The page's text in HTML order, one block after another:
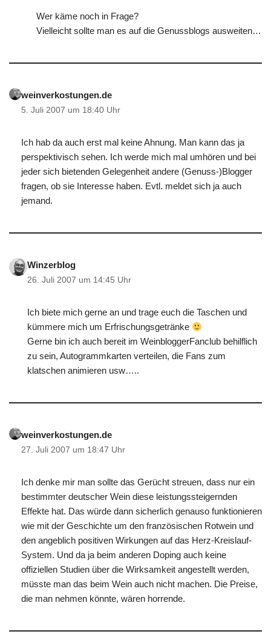
Wer käme noch in Frage?
Vielleicht sollte man es auf die Genussblogs ausweiten…
weinverkostungen.de
5. Juli 2007 um 18:40 Uhr
Ich hab da auch erst mal keine Ahnung. Man kann das ja
perspektivisch sehen. Ich werde mich mal umhören und bei
jeder sich bietenden Gelegenheit andere (Genuss-)Blogger
fragen, ob sie Interesse haben. Evtl. meldet sich ja auch
jemand.
Winzerblog
26. Juli 2007 um 14:45 Uhr
Ich biete mich gerne an und trage euch die Taschen und
kümmere mich um Erfrischungsgetränke
Gerne bin ich auch bereit im WeinbloggerFanclub behilflich
zu sein, Autogrammkarten verteilen, die Fans zum
klatschen animieren usw…..
weinverkostungen.de
27. Juli 2007 um 18:47 Uhr
Ich denke mir man sollte das Gerücht streuen, dass nur ein
bestimmter deutscher Wein diese leistungssteigernden
Effekte hat. Das würde dann sicherlich genauso funktionieren
wie mit der Geschichte um den französischen Rotwein und
den angeblich positiven Wirkungen auf das Herz-Kreislauf-
System. Und da ja beim anderen Doping auch keine
offiziellen Studien über die Wirksamkeit angestellt werden,
müsste man das beim Wein auch nicht machen. Die Preise,
die man nehmen könnte, wären horrende.